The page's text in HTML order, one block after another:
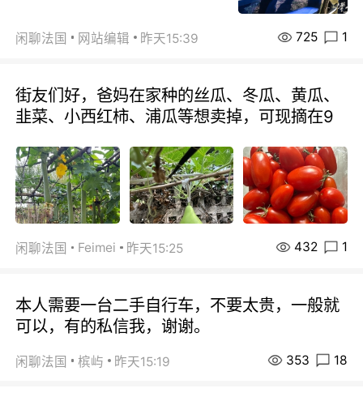
闲聊法国 网站编辑 昨天15:39 725 1
街友们好，爸妈在家种的丝瓜、冬瓜、黄瓜、
韭菜、小西红柿、浦瓜等想卖掉，可现摘在9
闲聊法国 Feimei 昨天15:25 432 1
本人需要一台二手自行车，不要太贵，一般就
可以，有的私信我，谢谢。
闲聊法国 槟屿 昨天15:19 353 18